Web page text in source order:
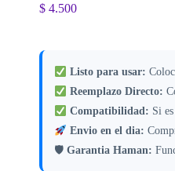
$ 4.500
Listo para usar:
Reemplazo Directo:
Compatibilidad: Si
Envio en el dia:
🛡 Garantia Haman: